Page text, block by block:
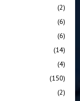
(2)
(6)
(6)
(14)
(4)
(150)
(2)